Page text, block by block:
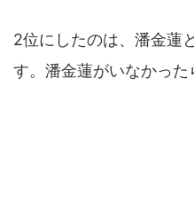
2位にしたのは、潘金蓮
す。潘金蓮がいなかった